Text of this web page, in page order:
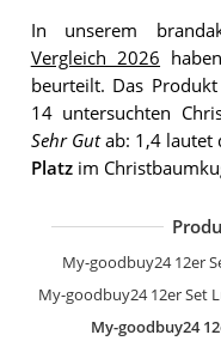
In unserem
Vergleich 2026
beurteilt. Das
14 untersuchten
Sehr Gutab: 1,4 lautet
Platzim